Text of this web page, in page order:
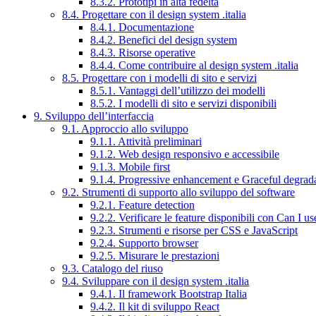
8.4. Progettare con il design system .italia
8.4.1. Documentazione
8.4.2. Benefici del design system
8.4.3. Risorse operative
8.4.4. Come contribuire al design system .italia
8.5. Progettare con i modelli di sito e servizi
8.5.1. Vantaggi dell’utilizzo dei modelli
8.5.2. I modelli di sito e servizi disponibili
9. Sviluppo dell’interfaccia
9.1. Approccio allo sviluppo
9.1.1. Attività preliminari
9.1.2. Web design responsivo e accessibile
9.1.3. Mobile first
9.1.4. Progressive enhancement e Graceful
9.2. Strumenti di supporto allo sviluppo del software
9.2.1. Feature detection
9.2.2. Verificare le feature disponibili con Can I
9.2.3. Strumenti e risorse per CSS e JavaScript
9.2.4. Supporto browser
9.2.5. Misurare le prestazioni
9.3. Catalogo del riuso
9.4. Sviluppare con il design system .italia
9.4.1. Il framework Bootstrap Italia
9.4.2. Il kit di sviluppo React